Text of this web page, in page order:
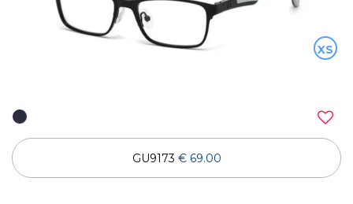
XS
GU9173 € 69.00